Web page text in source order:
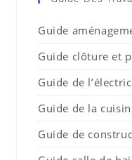
Guide
Guide clôture et
Guide de
Guide de la
Guide de